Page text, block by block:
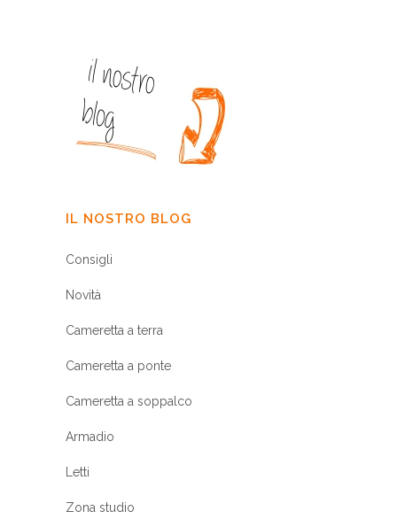
IL NOSTRO BLOG
Consigli
Novità
Cameretta a terra
Cameretta a ponte
Cameretta a soppalco
Armadio
Letti
Zona studio